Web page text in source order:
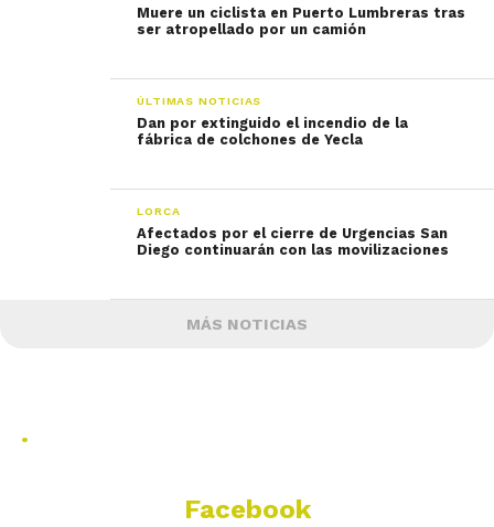
Muere un ciclista en Puerto Lumbreras tras
ser atropellado por un camión
ÚLTIMAS NOTICIAS
Dan por extinguido el incendio de la
fábrica de colchones de Yecla
LORCA
Afectados por el cierre de Urgencias San
Diego continuarán con las movilizaciones
MÁS NOTICIAS
.
Facebook